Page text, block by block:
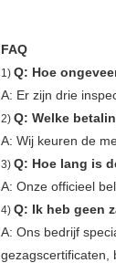
FAQ
1) Q: Hoe
A: Er zijn drie
2) Q: Welke
A: Wij keuren de
3) Q: Hoe lang is
A: Onze officieel
4) Q: Ik heb geen
A: Ons bedrijf
gezagscertificaten,